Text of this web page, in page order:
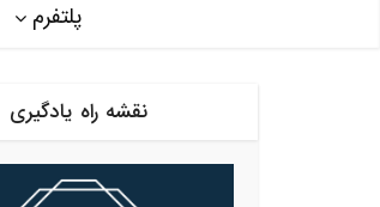
پلتفرم
نقشه راه یادگیری